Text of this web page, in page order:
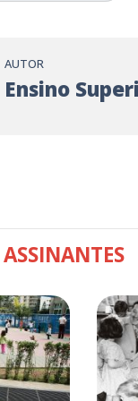
AUTOR
Ensino